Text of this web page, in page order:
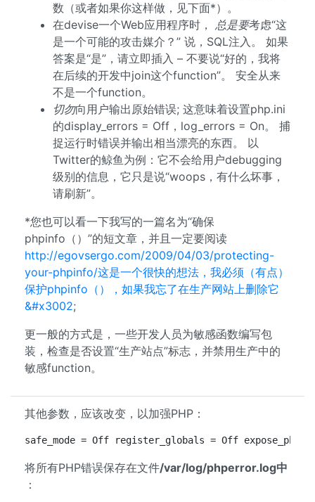
数（或者如果你这样做，见下面*）。
在devise一个Web应用程序时， 总是要考虑“这
是一个可能的攻击媒介？” 说，SQL注入。 如果
答案是“是”，请立即插入 – 不要说“好的，我将
在后续的开发中join这个function”。 安全从来
不是一个function。
切勿向用户输出原始错误; 这意味着设置php.ini
的display_errors = Off，log_errors = On。 捕
捉运行时错误并输出相当漂亮的东西。 以
Twitter的鲸鱼为例：它不会给用户debugging
级别的信息，它只是说“woops，有什么坏事，
请刷新”。
*您也可以看一下我写的一篇名为“确保
phpinfo（）”的短文章，并且一定要阅读
http://egovsergo.com/2009/04/03/protecting-
your-phpinfo/这是一个很快的想法，我必须（有点）
保护phpinfo（），如果我忘了在生产网站上删除它
&#x3002;
更一般的方式是，一些开发人员为敏感函数编写包
装，检查是否设置“生产站点”标志，并禁用生产中的
敏感function。
其他参数，应该改变，以加强PHP：
safe_mode = Off register_globals = Off
将所有PHP错误保存在文件/var/log/phperror.log中
：